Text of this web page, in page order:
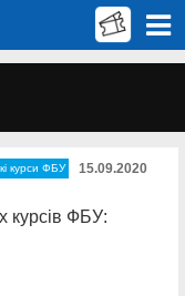
курси ФБУ 15.09.2020